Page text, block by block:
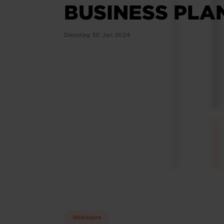
BUSINESS
Dienstag 30 Jan 2024
Webinaire